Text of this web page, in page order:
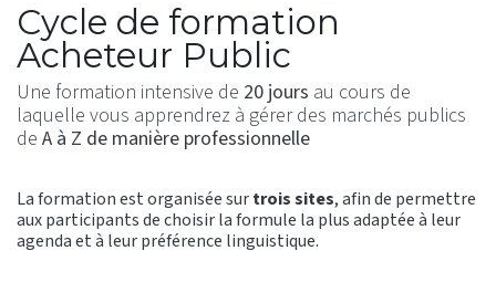
Cycle de formation
Acheteur Public
Une formation intensive de 20 jours au cours de
laquelle vous apprendrez à gérer des marchés publics
de A à Z de manière professionnelle
La formation est organisée surtrois sites, afin de permettre
aux participants de choisir la formule la plus adaptée à leur
agenda et à leur préférence linguistique.